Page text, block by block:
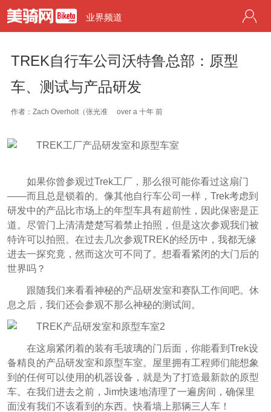
业界频道
TREK自行车公司沃特鲁总部：原型
车、测试与产品研发
作者：Zach Overholt（张光准 over a 十年 前
如果你曾参观过Trek工厂，那么很可能你看过这扇门
——而且总是锁着的。像其他自行车公司一样，Trek考虑到
研发中的产品比市场上的年型车具有超前性，因此保密是正
道。尽管门上清清楚楚写着禁止拍照，但是这次参观我们被
特许可以拍照。在过去几次参观TREK的经历中，我都无缘
进去一探究竟，然而这次可不同了。想看看紧闭的大门后的
世界吗？
跟随我们来看看神秘的产品研发室和赛队工作间吧。休
息之后，我们还会参观不那么神秘的测试间。
在这扇紧闭着的装有毛玻璃的门后面，你能看到Trek设
备精良的产品研发室和原型车室。屋里拥有工程师们能想象
到的任何可以使用的机器设备，就是为了打造最新款的原型
车。在我们进去之前，Jim快速地清理了一遍房间，确保里
面没有我们不该看到的东西。快看墙上那辆三人车！